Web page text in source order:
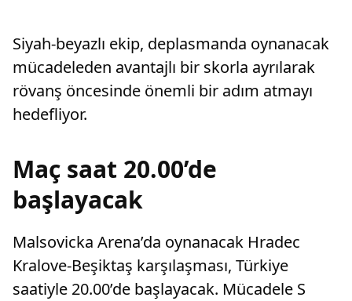
Siyah-beyazlı ekip, deplasmanda oynanacak
mücadeleden avantajlı bir skorla ayrılarak
rövanş öncesinde önemli bir adım atmayı
hedefliyor.
Maç saat 20.00’de
başlayacak
Malsovicka Arena’da oynanacak Hradec
Kralove-Beşiktaş karşılaşması, Türkiye
saatiyle 20.00’de başlayacak. Mücadele S